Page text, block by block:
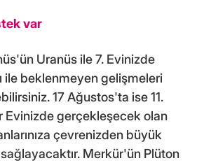
var
Uranüs ile 7. Evinizde
ile beklenmeyen gelişmeleri
17 Ağustos'ta ise 11.
Evinizde gerçekleşecek olan
çevrenizden büyük
Merkür'ün Plüton